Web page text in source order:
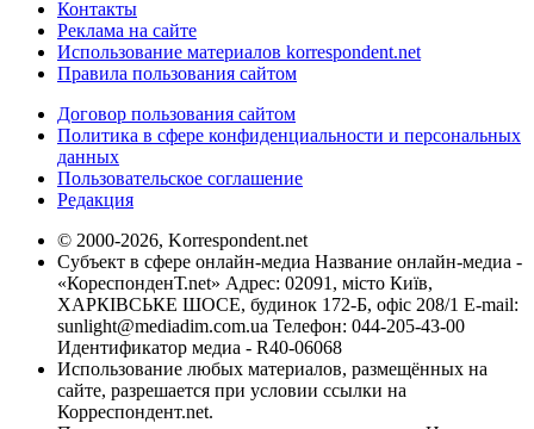
Контакты
Реклама на сайте
Использование материалов korrespondent.net
Правила пользования сайтом
Договор пользования сайтом
Политика в сфере конфиденциальности и персональных
данных
Пользовательское соглашение
Редакция
© 2000-2026, Korrespondent.net
Субъект в сфере онлайн-медиа Название онлайн-медиа -
«КореспонденТ.net» Адрес: 02091, місто Київ,
ХАРКІВСЬКЕ ШОСЕ, будинок 172-Б, офіс 208/1 E-mail:
sunlight@mediadim.com.ua Телефон: 044-205-43-00
Идентификатор медиа - R40-06068
Использование любых материалов, размещённых на
сайте, разрешается при условии ссылки на
Корреспондент.net.